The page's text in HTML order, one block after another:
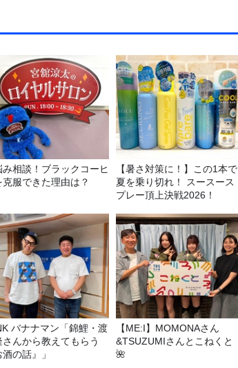
み相談！ブラックコーヒ
克服できた理由は？
【暑さ対策に！】この1本で
夏を乗り切れ！ スースース
プレー頂上決戦2026！
錦鯉・渡
さんから教えてもらう
の話』」
【ME:I】MOMONAさん
&TSUZUMIさんとこねくと
🌺